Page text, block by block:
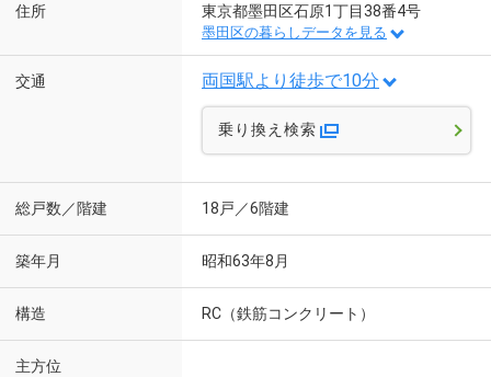
住所 東京都墨田区石原1丁目38番4号
墨田区の暮らしデータを見る
交通 両国駅より徒歩で10分
乗り換え検索
総戸数／階建 18戸／6階建
築年月 昭和63年8月
構造 RC（鉄筋コンクリート）
主方位